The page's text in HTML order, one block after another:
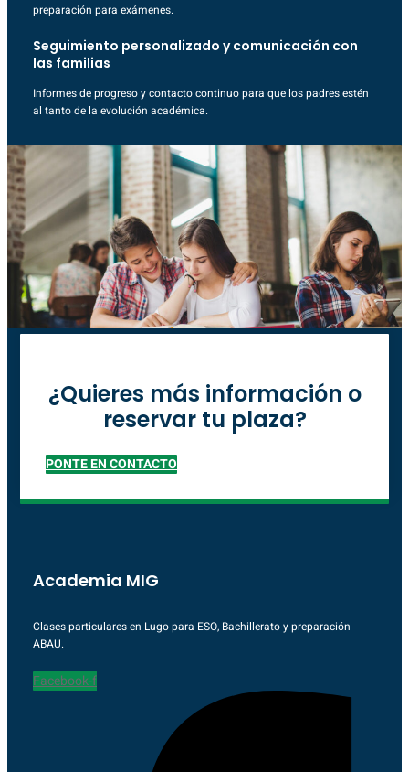
preparación para exámenes.
Seguimiento personalizado y comunicación con
las familias
Informes de progreso y contacto continuo para que los padres estén
al tanto de la evolución académica.
¿Quieres más información o
reservar tu plaza?
PONTE EN CONTACTO
Academia MIG
Clases particulares en Lugo para ESO, Bachillerato y preparación
ABAU.
Facebook-f